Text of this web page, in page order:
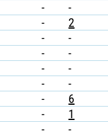
-
-
-
2
-
-
-
-
-
-
-
-
-
6
-
1
-
-